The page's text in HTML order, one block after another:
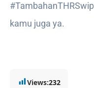
kamu juga ya.
Views:232